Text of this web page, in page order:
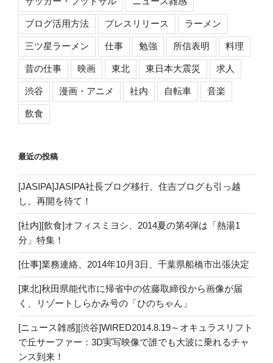
ブログ活用方法 プレスリリース ラーメン
三ツ星ラーメン 仕事 勉強 所信表明 料理
昔の仕事 映画 東北 東日本大震災 求人
渋谷 漫画・アニメ 社内 自転車 音楽
飲食
最近の投稿
[JASIPA]JASIPA社長ブログ移行、住吉ブログも引っ越
し。再開を待て！
[社内][飲食]オフィスミヨシ、2014夏の第4弾は「熱湯1
分」特集！
[仕事]業務連絡、2014年10月3日、千葉県船橋市出張決定
[東北]秋田県能代市に帰省中の佐藤取締役から画像が届
く、リゾートしらかみ号の「ひのちゃん」
[ニュース雑感][渋谷]WIRED2014.8.19～オキュラスリフト
で丘サーファー：3D実写映像で誰でも大波に乗れるチャ
ンス到来！